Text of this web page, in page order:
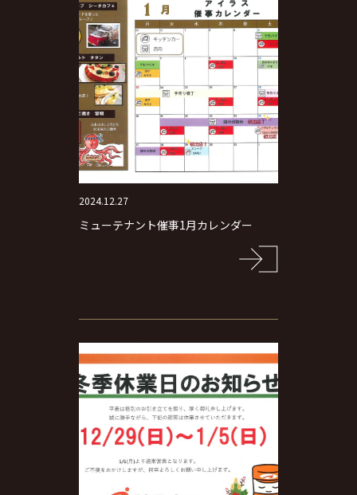
2024.12.27
ミューテナント催事1月カレンダー